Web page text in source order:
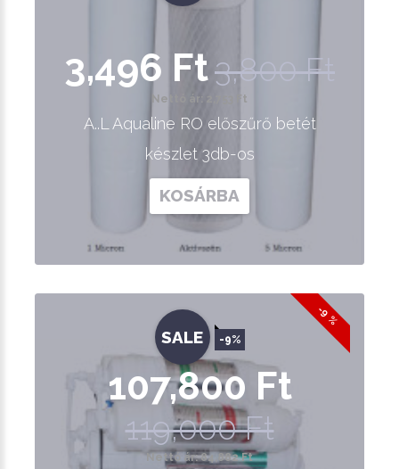
3,496 Ft3,800 Ft
Nettó ár: 2,753 Ft
A..L Aqualine RO előszűrő betét
készlet 3db-os
KOSÁRBA
-9 %
SALE -9%
107,800 Ft
119,000 Ft
Nettó ár: 84,882 Ft